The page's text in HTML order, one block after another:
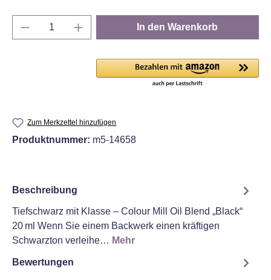
Produkt Anzahl: Gib den gewünschten
In den Warenkorb
Zum Merkzettel hinzufügen
Produktnummer: m5-14658
Beschreibung
Tiefschwarz mit Klasse – Colour Mill Oil Blend „Black“
20 ml Wenn Sie einem Backwerk einen kräftigen
Schwarzton verleihe… Mehr
Bewertungen